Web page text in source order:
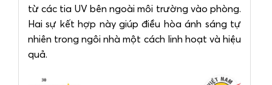
từ các tia UV bên ngoài môi trường vào phòng.
Hai sự kết hợp này giúp điều hòa ánh sáng tự
nhiên trong ngôi nhà một cách linh hoạt và hiệu
quả.